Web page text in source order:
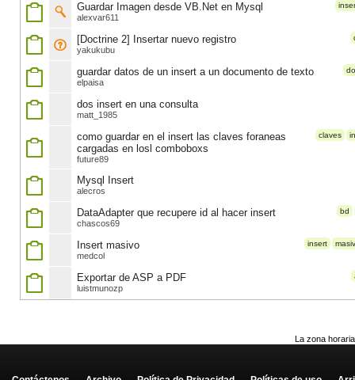
Guardar Imagen desde VB.Net en Mysql
alexvar611
[Doctrine 2] Insertar nuevo registro
yakukubu
guardar datos de un insert a un documento de texto
elpaisa
dos insert en una consulta
matt_1985
claves
como guardar en el insert las claves foraneas
cargadas en losl comboboxs
future89
Mysql Insert
alecros
bd
DataAdapter que recupere id al hacer insert
chascos69
insert
Insert masivo
medcol
Exportar de ASP a PDF
luistmunozp
La zona